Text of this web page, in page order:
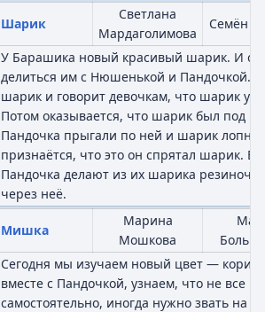
Шарик
Светлана
Мардаголимова
Семён
У Барашика новый красивый шарик. И он
делиться им с Нюшенькой и Пандочкой.
шарик и говорит девочкам, что шарик
Потом оказывается, что шарик был под
Пандочка прыгали по ней и шарик
признаётся, что это он спрятал шарик.
Пандочка делают из их шарика
через неё.
Мишка
Марина
Мошкова
Сегодня мы изучаем новый цвет —
вместе с Пандочкой, узнаем, что не все
самостоятельно, иногда нужно звать на